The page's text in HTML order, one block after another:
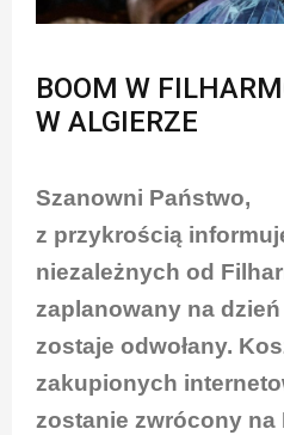
BOOM W
W ALGIERZE
Szanowni Państwo,
z przykrością
niezależnych od
zaplanowany na
zostaje odwołany.
zakupionych
zostanie zwrócony na